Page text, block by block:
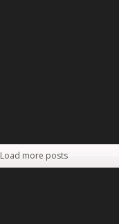
Load more posts